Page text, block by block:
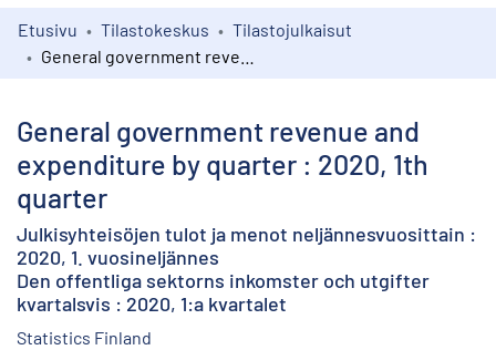
Kokoelmat
Etusivu Tilastokeskus
Tilastojulkaisut
General government revenue and
expenditure by quarter : 2020, 1th
quarter
Julkisyhteisöjen tulot ja menot neljännesvuosittain :
2020, 1. vuosineljännes
Den offentliga sektorns inkomster och utgifter
kvartalsvis : 2020, 1:a kvartalet
Statistics Finland